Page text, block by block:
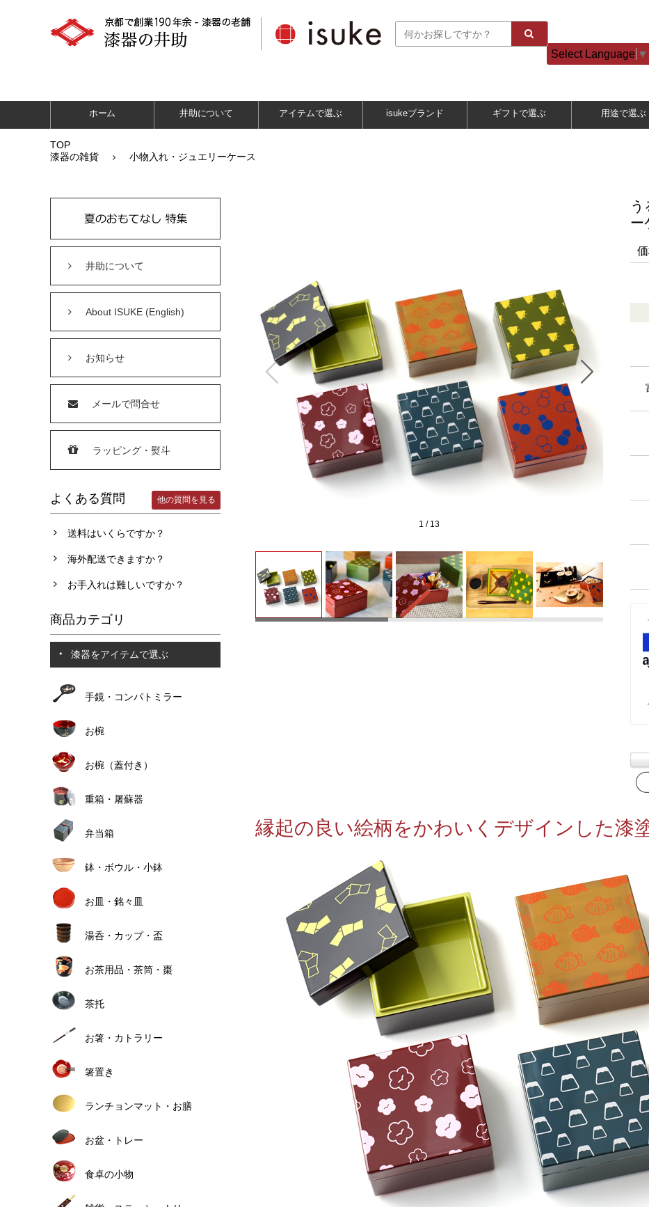
Select Language ▼
ホーム 井助について アイテムで選ぶ isukeブランド ギフトで選ぶ 用途で選ぶ
TOP
漆器の雑貨
小物入れ・ジュエリーケース
井助について
About ISUKE (English)
お知らせ
メールで問合せ
ラッピング・熨斗
よくある質問 他の質問を見る
送料はいくらですか？
海外配送できますか？
お手入れは難しいですか？
商品カテゴリ
漆器をアイテムで選ぶ
手鏡・コンパトミラー
お椀
お椀（蓋付き）
重箱・屠蘇器
弁当箱
鉢・ボウル・小鉢
お皿・銘々皿
湯呑・カップ・盃
お茶用品・茶筒・棗
茶托
お箸・カトラリー
箸置き
ランチョンマット・お膳
お盆・トレー
食卓の小物
1 / 13
う
ー
縁起の良い絵柄をかわいくデザインした漆